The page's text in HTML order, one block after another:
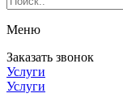
Меню
Заказать звонок
Услуги
Услуги